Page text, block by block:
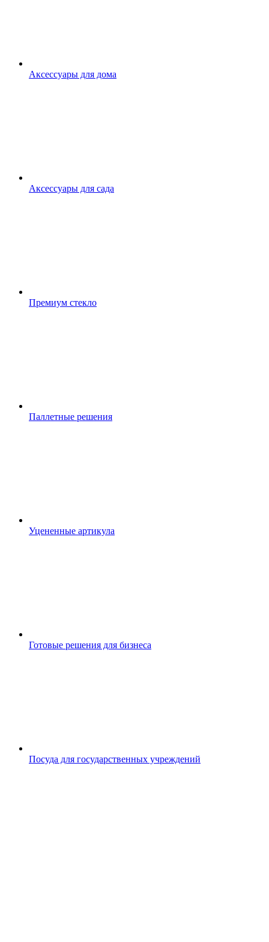
Аксессуары для дома
Аксессуары для сада
Премиум стекло
Паллетные решения
Уцененные артикула
Готовые решения для бизнеса
Посуда для государственных учреждений